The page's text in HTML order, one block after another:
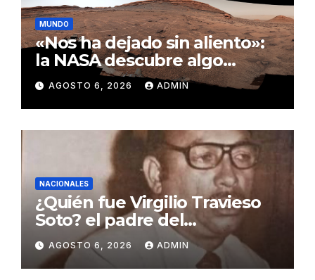
MUNDO
«Nos ha dejado sin aliento»:
la NASA descubre algo
insólito en Marte
AGOSTO 6, 2026 ADMIN
NACIONALES
¿Quién fue Virgilio Travieso
Soto? el padre del
baloncesto dominicano
AGOSTO 6, 2026 ADMIN